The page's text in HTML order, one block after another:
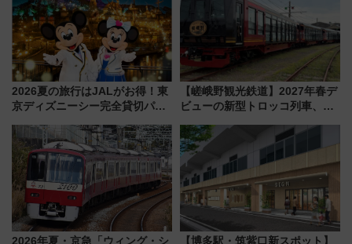
2026夏の旅行はJALがお得！東
京ディズニーシー完全貸切パー
ーン始まる 条件は「夏の国内
線に2回搭乗」
【嵯峨野観光鉄道】2027年春デ
ビューの新型トロッコ列車、い
は2026年で引退
2026年夏・京急「ウィング・シ
【博多駅・筑紫口新スポット】